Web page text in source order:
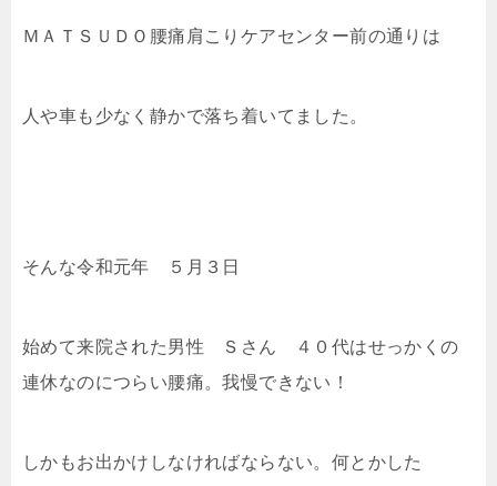
ＭＡＴＳＵＤＯ腰痛肩こりケアセンター前の通りは
人や車も少なく静かで落ち着いてました。
そんな令和元年 ５月３日
始めて来院された男性 Ｓさん ４０代はせっかくの
連休なのにつらい腰痛。我慢できない！
しかもお出かけしなければならない。何とかした